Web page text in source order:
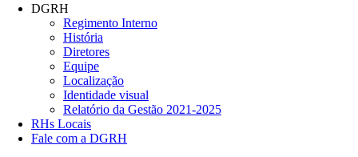
DGRH
Regimento Interno
História
Diretores
Equipe
Localização
Identidade visual
Relatório da Gestão 2021-2025
RHs Locais
Fale com a DGRH